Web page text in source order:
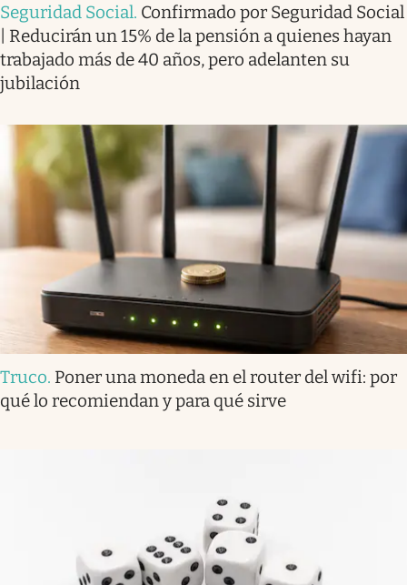
Seguridad Social. Confirmado por Seguridad Social
| Reducirán un 15% de la pensión a quienes hayan
trabajado más de 40 años, pero adelanten su
jubilación
Truco. Poner una moneda en el router del wifi: por
qué lo recomiendan y para qué sirve